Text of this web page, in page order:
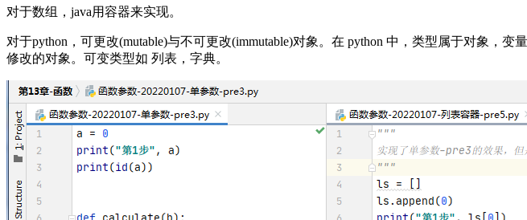
对于数组，java用容器来实现。
对于python，可更改(mutable)与不可更改(immutable)对象。在 python 中，类型属于对象，
修改的对象。可变类型如 列表，字典。